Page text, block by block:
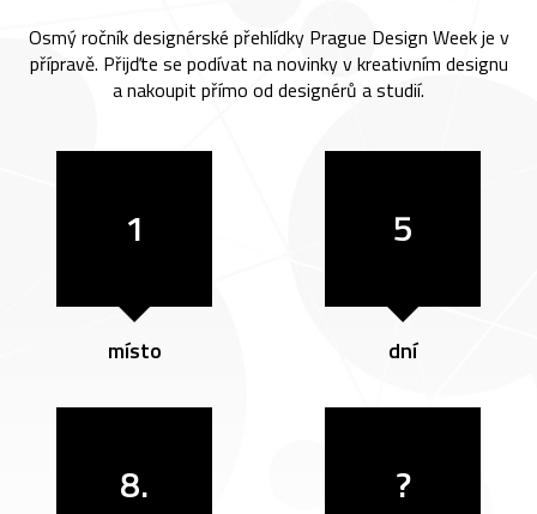
Osmý ročník designérské přehlídky Prague Design Week je v
přípravě. Přijďte se podívat na novinky v kreativním designu
a nakoupit přímo od designérů a studií.
1
místo
5
dní
8. ?